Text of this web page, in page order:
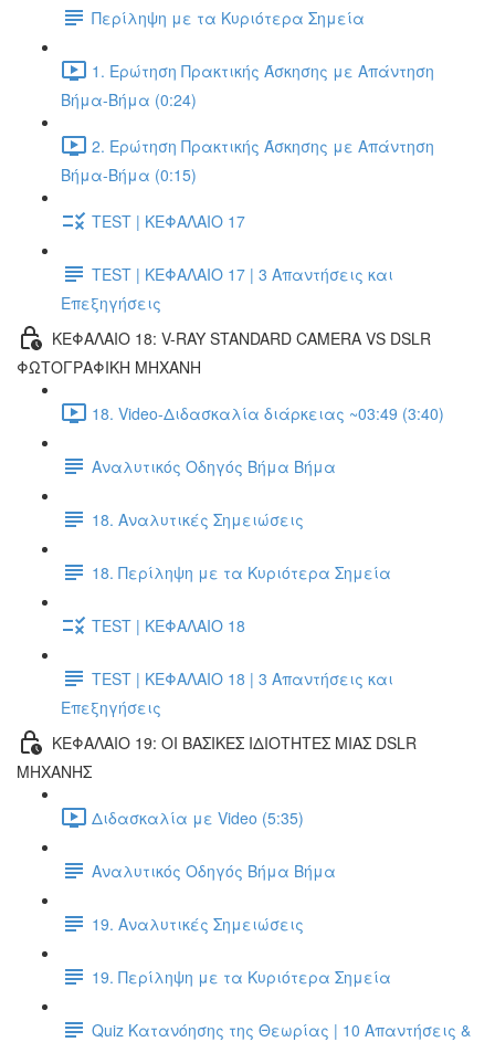
Περίληψη με τα Κυριότερα Σημεία
1. Ερώτηση Πρακτικής Άσκησης με Απάντηση
Βήμα-Βήμα (0:24)
2. Ερώτηση Πρακτικής Άσκησης με Απάντηση
Βήμα-Βήμα (0:15)
TEST | ΚΕΦΑΛΑΙΟ 17
TEST | ΚΕΦΑΛΑΙΟ 17 | 3 Απαντήσεις και
Επεξηγήσεις
ΚΕΦΑΛΑΙΟ 18: V-RAY STANDARD CAMERA VS DSLR
ΦΩΤΟΓΡΑΦΙΚΗ ΜΗΧΑΝΗ
18. Video-Διδασκαλία διάρκειας ~03:49 (3:40)
Αναλυτικός Οδηγός Βήμα Βήμα
18. Αναλυτικές Σημειώσεις
18. Περίληψη με τα Κυριότερα Σημεία
TEST | ΚΕΦΑΛΑΙΟ 18
TEST | ΚΕΦΑΛΑΙΟ 18 | 3 Απαντήσεις και
Επεξηγήσεις
ΚΕΦΑΛΑΙΟ 19: ΟΙ ΒΑΣΙΚΕΣ ΙΔΙΟΤΗΤΕΣ ΜΙΑΣ DSLR
ΜΗΧΑΝΗΣ
Διδασκαλία με Video (5:35)
Αναλυτικός Οδηγός Βήμα Βήμα
19. Αναλυτικές Σημειώσεις
19. Περίληψη με τα Κυριότερα Σημεία
Quiz Κατανόησης της Θεωρίας | 10 Απαντήσεις &